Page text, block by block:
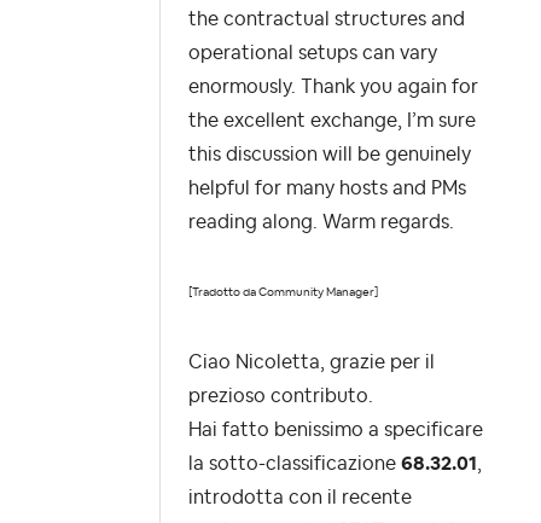
the contractual structures and
operational setups can vary
enormously. Thank you again for
the excellent exchange, I’m sure
this discussion will be genuinely
helpful for many hosts and PMs
reading along. Warm regards.
[Tradotto da Community Manager]
Ciao Nicoletta, grazie per il
prezioso contributo.
Hai fatto benissimo a specificare
la sotto-classificazione 68.32.01
introdotta con il recente